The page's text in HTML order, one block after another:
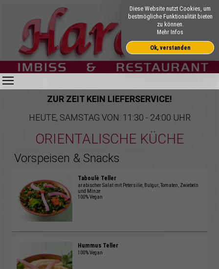
ZUR ZEIT KEIN LIEFERSERVICE!
HEUTE, SAMSTAG VON: 11:30 - 24:00 UHR
ORIENTALISCHE KÜCHE
Vorspeisen & Snacks
Taboulè Teller
arabischer Salat mit Petersilie, Bulgur, Tomaten, Zwiebeln
und Minze
100% Vegan
Hummus Teller
100% Vegan
Diese Website nutzt Cookies, um
bestmögliche Funktionalität bieten
zu können.
Mehr Infos
Ok, verstanden